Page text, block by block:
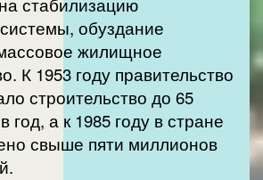
обуздание
жилищное
К 1953 году правительство
строительство до 65
год, а к 1985 году в стране
свыше пяти миллионов